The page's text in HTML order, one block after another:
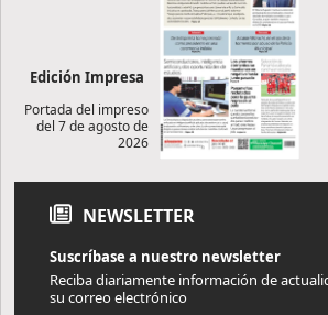
Edición Impresa
Portada del impreso
del 7 de agosto de
2026
NEWSLETTER
Suscríbase a nuestro newsletter
Reciba diariamente información de
su correo electrónico